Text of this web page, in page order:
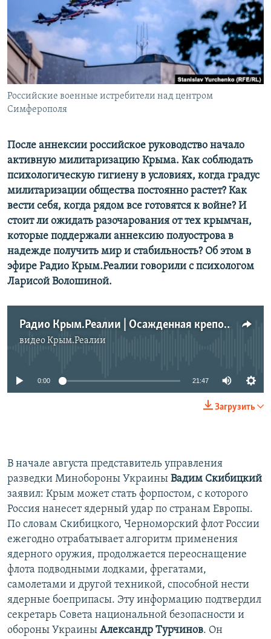
ПОБЕДИТЕЛЕЙ НЕ СУДЯТ?
КРЫМ.НЕПОКОРЕННЫЙ
ELIFBE
УКРАИНСКАЯ ПРОБЛЕМА КРЫМА
ПРИСОЕДИНЯЙТЕСЬ!
Все сайты RFE/RL
Российские военные истребители над центром
Симферополя
После аннексии российское руководство начало
активную милитаризацию Крыма. Как соблюдать
психологическую гигиену в условиях, когда градус
милитаризации общества постоянно растет? Как
вести себя, когда рядом все готовятся к войне? И
стоит ли ожидать разочарования от тех крымчан,
которые поддержали аннексию полуострова в
надежде получить мир и стабильность? Об этом в
эфире Радио Крым.Реалии говорили с психологом
Ларисой Волошиной.
Радио Крым.Реалии | Осажденная крепость. Как сохранить психическое здоровье в милитаризированном обществе
видеоКрым.Реалии
0:00 21:47
Загрузить
В начале августа представитель управления
разведки Минобороны Украины Вадим Скибицкий
заявил: Крым может стать форпостом, с которого
Россия нанесет ядерный удар по странам Европы.
По словам Скибицкого, Черноморский флот России
ежегодно отрабатывает алгоритм применения
ядерного оружия, продолжается переоснащение
флота подводными лодками, фрегатами,
самолетами и другой техникой, способной нести
ядерные боеприпасы. Эту информацию подтвердил
секретарь Совета национальной безопасности и
обороны Украины Александр Турчинов. Он